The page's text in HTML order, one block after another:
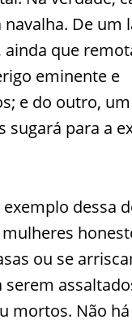
De um
que
eminente e
e do outro,
sugará para a
dessa
ou se
mortos. Não